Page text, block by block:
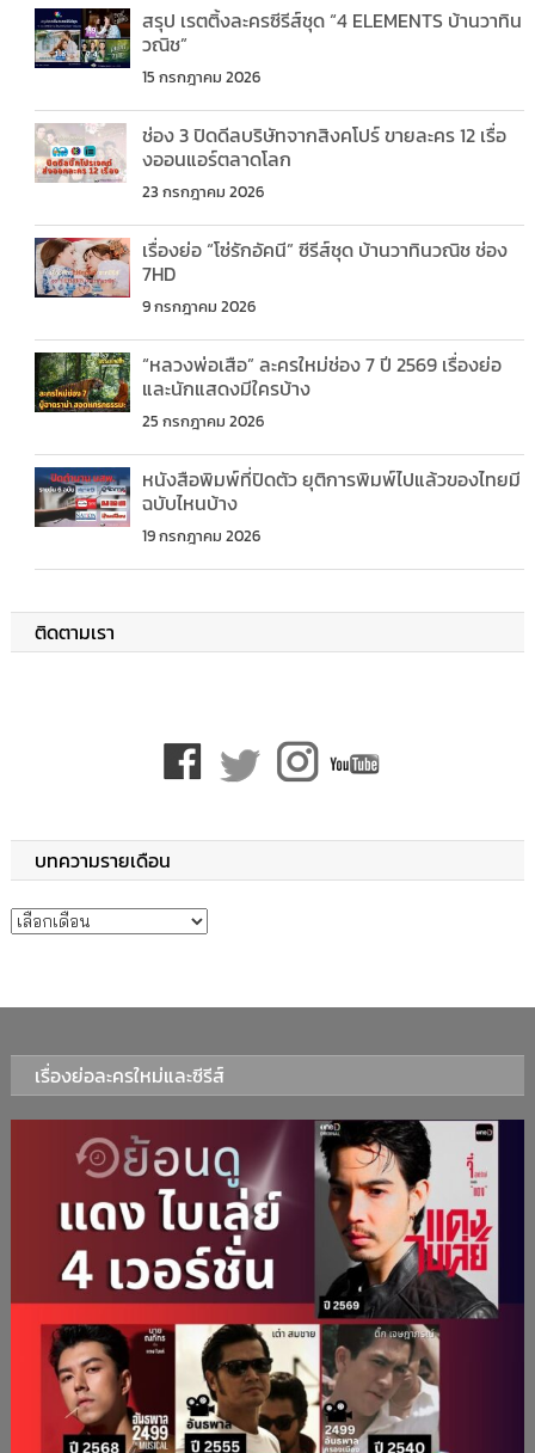
สรุป เรตติ้งละครซีรีส์ชุด “4 ELEMENTS บ้านวาทิน
วณิช”
15 กรกฎาคม 2026
ช่อง 3 ปิดดีลบริษัทจากสิงคโปร์ ขายละคร 12 เรื่อ
งออนแอร์ตลาดโลก
23 กรกฎาคม 2026
เรื่องย่อ “โซ่รักอัคนี” ซีรีส์ชุด บ้านวาทินวณิช ช่อง
7HD
9 กรกฎาคม 2026
“หลวงพ่อเสือ” ละครใหม่ช่อง 7 ปี 2569 เรื่องย่อ
และนักแสดงมีใครบ้าง
25 กรกฎาคม 2026
หนังสือพิมพ์ที่ปิดตัว ยุติการพิมพ์ไปแล้วของไทยมี
ฉบับไหนบ้าง
19 กรกฎาคม 2026
ติดตามเรา
บทความรายเดือน
บทความรายเดือน
เรื่องย่อละครใหม่และซีรีส์